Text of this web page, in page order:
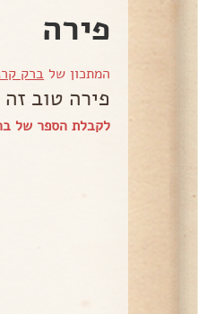
פירה
המתכון של ברק
פירה טוב זה
לקבלת הספר של